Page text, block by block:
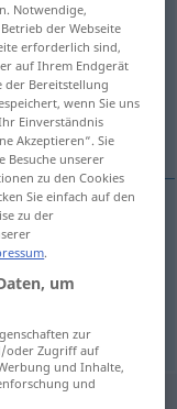
antippen)
Notwendige,
der Webseite
erforderlich sind,
auf Ihrem Endgerät
der Bereitstellung
wenn Sie uns
Einverständnis
Akzeptieren“. Sie
Besuche unserer
zu den Cookies
Sie einfach auf den
zu der
.
um
zur
oder Zugriff auf
und Inhalte,
und